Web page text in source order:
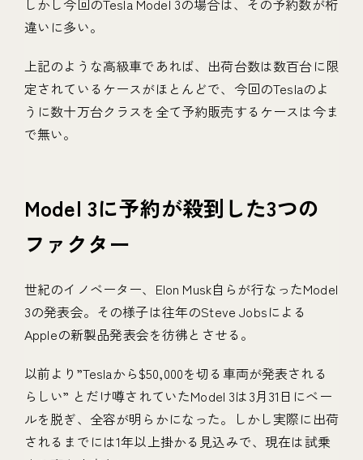
しかし今回のTesla Model 3の場合は、その予約数が桁
違いに多い。
上記のような高級車であれば、出荷台数は数百台に限
定されているケースがほとんどで、今回のTeslaのよ
うに数十万台クラスを全て予約販売するケースは今ま
で無い。
Model 3に予約が殺到した3つの
ファクター
世紀のイノベーター、Elon Musk自らが行なったModel
3の発表会。その様子は往年のSteve Jobsによる
Appleの新製品発表会を彷彿とさせる。
以前より”Teslaから$50,000を切る車両が発表される
らしい” とだけ噂されていたModel 3は3月31日にベー
ルを脱ぎ、全容が明らかになった。しかし実際に出荷
されるまでには1年以上掛かる見込みで、現在は試乗